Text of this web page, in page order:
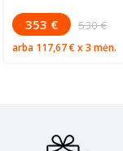
353 € 530 €
arba 117,67 €x 3 mėn.